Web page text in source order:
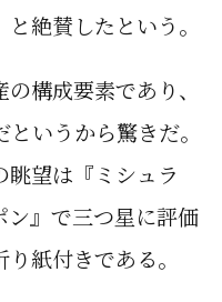
絶賛したという。
構成要素であり、
いうから驚きだ。
眺望は『ミシュラ
ン』で三つ星に評価
紙付きである。